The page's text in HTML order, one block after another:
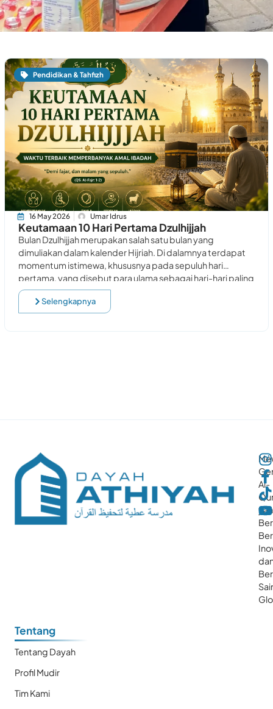
Pendidikan & Tahfizh
16 May 2026 Umar Idrus
Keutamaan 10 Hari Pertama Dzulhijjah
Bulan Dzulhijjah merupakan salah satu bulan yang
dimuliakan dalam kalender Hijriah. Di dalamnya terdapat
momentum istimewa, khususnya pada sepuluh hari
pertama, yang disebut para ulama sebagai hari-hari paling
utama di
Selengkapnya
Al-
Tentang
Tentang Dayah
Profil Mudir
Tim Kami